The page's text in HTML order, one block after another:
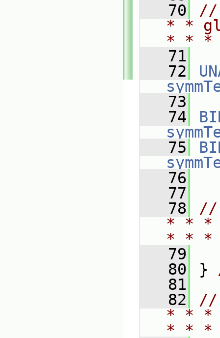
   70
//
* *
* *
   71
   72
   73
   74
   75
   76
   77
   78
//
* * *
* *
   79
   80
}
   81
   82
//
* * *
* *